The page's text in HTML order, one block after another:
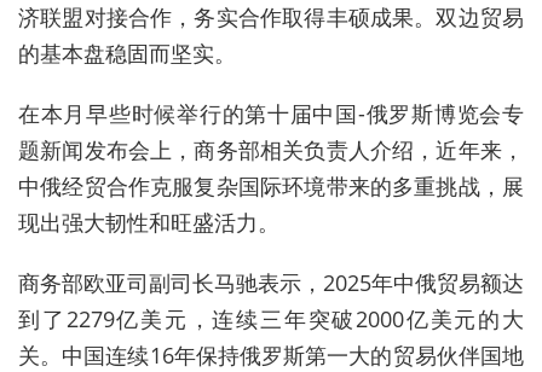
济联盟对接合作，务实合作取得丰硕成果。双边贸易
的基本盘稳固而坚实。
在本月早些时候举行的第十届中国-俄罗斯博览会专
题新闻发布会上，商务部相关负责人介绍，近年来，
中俄经贸合作克服复杂国际环境带来的多重挑战，展
现出强大韧性和旺盛活力。
商务部欧亚司副司长马驰表示，2025年中俄贸易额达
到了2279亿美元，连续三年突破2000亿美元的大
关。中国连续16年保持俄罗斯第一大的贸易伙伴国地